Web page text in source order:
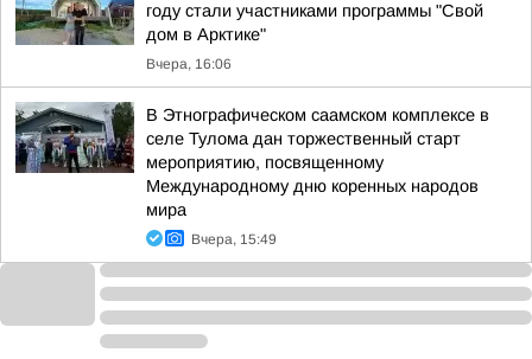
году стали участниками программы "Свой
дом в Арктике"
Вчера, 16:06
В Этнографическом саамском комплексе в
селе Тулома дан торжественный старт
мероприятию, посвященному
Международному дню коренных народов
мира
Вчера, 15:49